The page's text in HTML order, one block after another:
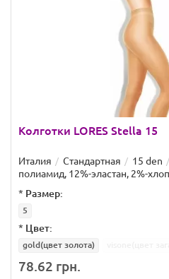
Колготки LORES Stella 15
Италия Стандартная 15 den
полиамид, 12%-эластан, 2%-
* Размер:
5
* Цвет:
gold(цвет золота)
78.62 грн.